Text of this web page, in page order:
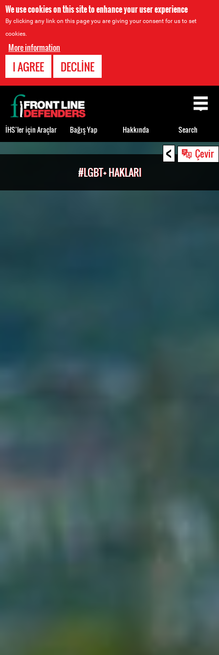
We use cookies on this site to enhance your user experience
By clicking any link on this page you are giving your consent for us to set
cookies.
More information
I AGREE DECLINE
< Çevir
#LGBT+ HAKLARI
Back
to
top
İHS’ler için Araçlar Bağış Yap Hakkında Search